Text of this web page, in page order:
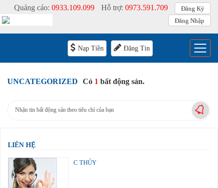
Quảng cáo: 0933.109.099 Hỗ trợ: 0973.591.709
Đăng Ký
Đăng Nhập
Nạp Tiền Đăng Tin Menu
UNCATEGORIZED Có 1 bất động sản.
Nhận tin bất động sản theo tiêu chí của bạn
LIÊN HỆ
C THỦY